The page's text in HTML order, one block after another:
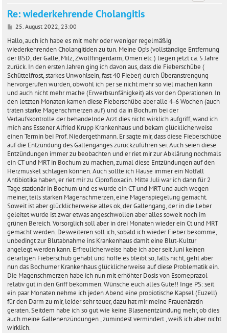
Re: wiederkehrende Cholangitis
B
i
t
a
g
25. August 2022, 23:00
Hallo, auch ich habe es mit mehr oder weniger regelmäßig
wiederkehrenden Cholangitiden zu tun. Meine Op’s (vollständige Entfernung
der BSD, der Galle, Milz, Zwölffingerdarm, Omen etc.) liegen jetzt ca. 5 Jahre
zurück. In den ersten Jahren ging ich davon aus, dass die Fieberschübe (
Schüttelfrost, starkes Unwohlsein, fast 40 Fieber) durch Überanstrengung
hervorgerufen wurden, obwohl ich per se nicht mehr so viel machen kann
und auch nicht mehr mache (Erwerbsunfähigkeit) als vor den Operationen. In
den letzten Monaten kamen diese Fieberschübe aber alle 4-6 Wochen (auch
traten starke Magenschmerzen auf) und da in Bochum bei der
Verlaufskontrolle der behandelnde Arzt dies nicht wirklich aufgriff, wand ich
mich ans Essener Alfried Krupp Krankenhaus und bekam glücklicherweise
einen Termin bei Prof. Niedergethmann. Er sagte mir, dass diese Fieberschübe
auf die Entzündung des Gallenganges zurückzuführen sei. Auch seien diese
Entzündungen immer zu beobachten und er riet mir zur Abklärung nochmals
ein CT und MRT in Bochum zu machen, zumal diese Entzündungen auf den
Herzmuskel schlagen können. Auch sollte ich Hause immer ein Notfall
Antibiotika haben, er riet mir zu Ciprofloxacin. Mitte Juli war ich dann für 2
Tage stationär in Bochum und es wurde ein CT und MRT und auch wegen
meiner, teils starken Magenschmerzen, eine Magenspiegelung gemacht.
Soweit ist aber glücklicherweise alles ok, der Gallengang, der in die Leber
geleitet wurde ist zwar etwas angeschwollen aber alles soweit noch im
grünen Bereich. Vorsorglich soll aber in drei Monaten wieder ein Ct und MRT
gemacht werden. Desweiteren soll ich, sobald ich wieder Fieber bekomme,
unbedingt zur Blutabnahme ins Krankenhaus damit eine Blut-Kultur
angelegt werden kann. Erfreulicherweise habe ich aber seit Juni keinen
derartigen Fieberschub gehabt und hoffe es bleibt so, falls nicht, geht aber
nun das Bochumer Krankenhaus glücklicherweise auf diese Problematik ein.
Die Magenschmerzen habe ich nun mit erhöhter Dosis von Esomeprazol
relativ gut in den Griff bekommen. Wünsche euch alles Gute!! Inge PS: seit
ein paar Monaten nehme ich jeden Abend eine probiotische Kapsel (Euzell)
für den Darm zu mir, leider sehr teuer, dazu hat mir meine Frauenärztin
geraten. Seitdem habe ich so gut wie keine Blasenentzündung mehr, ob dies
auch meine Gallenenzündungen , zumindest vermindert , weiß ich aber nicht
wirklich.